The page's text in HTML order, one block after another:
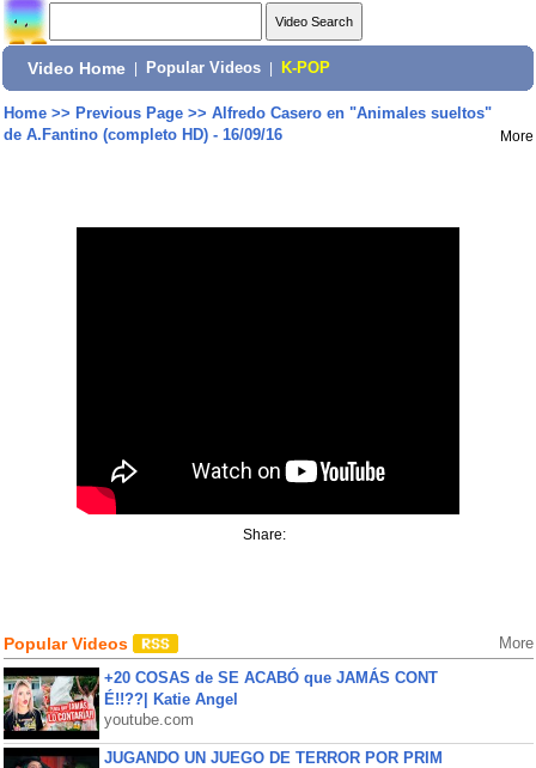
Video Home Popular Videos K-POP
Home>> Previous Page>> Alfredo Casero en "Animales sueltos"
de A.Fantino (completo HD) - 16/09/16
More
Share:
Popular Videos More
+20 COSAS de SE ACABÓ que JAMÁS CONT
É!!??| Katie Angel
youtube.com
JUGANDO UN JUEGO DE TERROR POR PRIM